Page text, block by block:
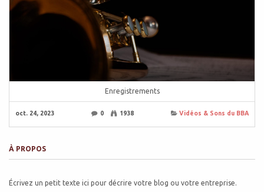
Enregistrements
oct. 24, 2023 0 1938 Vidéos & Sons du BBA
À PROPOS
Écrivez un petit texte ici pour décrire votre blog ou votre entreprise.